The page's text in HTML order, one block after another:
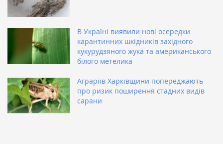
В Україні виявили нові осередки
карантинних шкідників західного
кукурудзяного жука та американського
білого метелика
Аграріїв Харківщини попереджають
про ризик поширення стадних видів
сарани